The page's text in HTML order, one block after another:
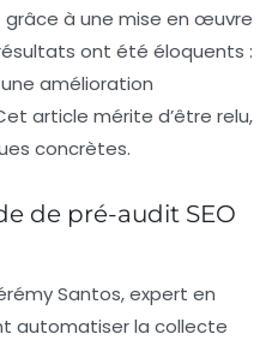
à une mise en œuvre
ont été éloquents :
amélioration
article mérite d’être relu,
concrètes.
de pré-audit SEO
Santos, expert en
automatiser la collecte